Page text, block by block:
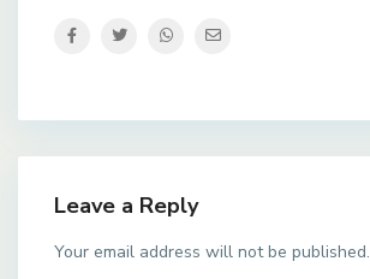
Leave a Reply
Your email address will not be published.